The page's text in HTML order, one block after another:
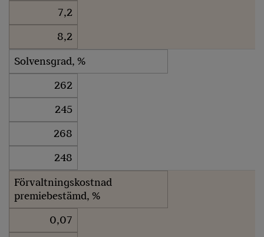
7,2
8,2
Solvensgrad, %
262
245
268
248
Förvaltningskostnad
premiebestämd, %
0,07